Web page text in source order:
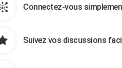
Connectez-vous
Suivez vos discussions